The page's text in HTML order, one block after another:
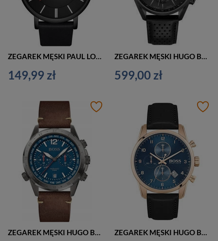
ZEGAREK MĘSKI PAUL LORENS - PL10401A-1A3 (zg353c) + BOX
149,99 zł
ZEGAREK MĘSKI HUGO BOSS 1513880 CHAMPION (zh052e)
599,00 zł